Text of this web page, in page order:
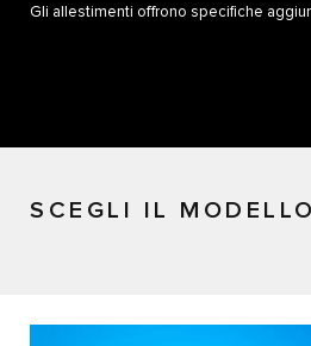
Gli allestimenti offrono specifiche
SCEGLI IL MODELLO